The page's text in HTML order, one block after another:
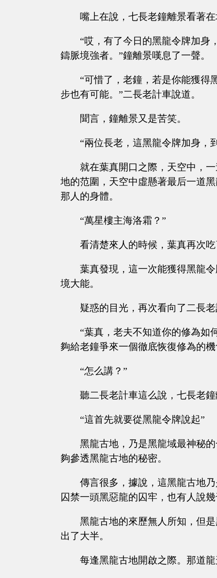
嘴上在說，七長老鐘離景看著
“哎，有了今日的黑龍令牌加身
鑄脈境強者。”鐘離景嘆息了一聲。
“可惜了，老鐘，若是你能獲得
步也有可能。”二長老計車說道。
聞言，鐘離景又是苦笑。
“兩位長老，這黑龍令牌加身，
就在葉真開口之際，天空中，
地的范圍，天空中虛懸著最后一道
那人的身體。
“萬星樓主海洛霜？”
看清楚來人的時候，葉真再次
葉真發現，這一次能獲得黑龍
境大能。
疑惑的目光，再次看向了二長
“葉真，老夫不知道你的修為如
夠給老鐘爭來一個徹底恢復修為的機
“怎么講？”
聽二長老計車這么說，七長老
“這首先就要從黑龍令牌說起”
黑龍古地，乃是黑龍域最神秘
夠參透黑龍古地的秘密。
傳言很多，據說，這黑龍古地
囚禁一頭黑惡龍的囚牢，也有人說
黑龍古地的來歷無人所知，但
出了大半。
每逢黑龍古地開啟之際。那道